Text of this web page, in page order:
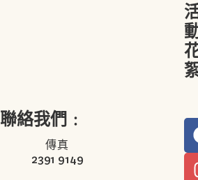
聯絡我們﹕
傳真
2391 9149